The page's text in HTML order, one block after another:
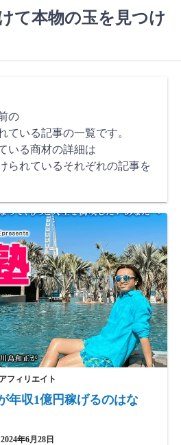
て本物の玉を見つけ
の
ている記事の一覧です。
いる商材の詳細は
られているそれぞれの記事を
アフィリエイト
年収1億円稼げるのはな
2024年6月28日